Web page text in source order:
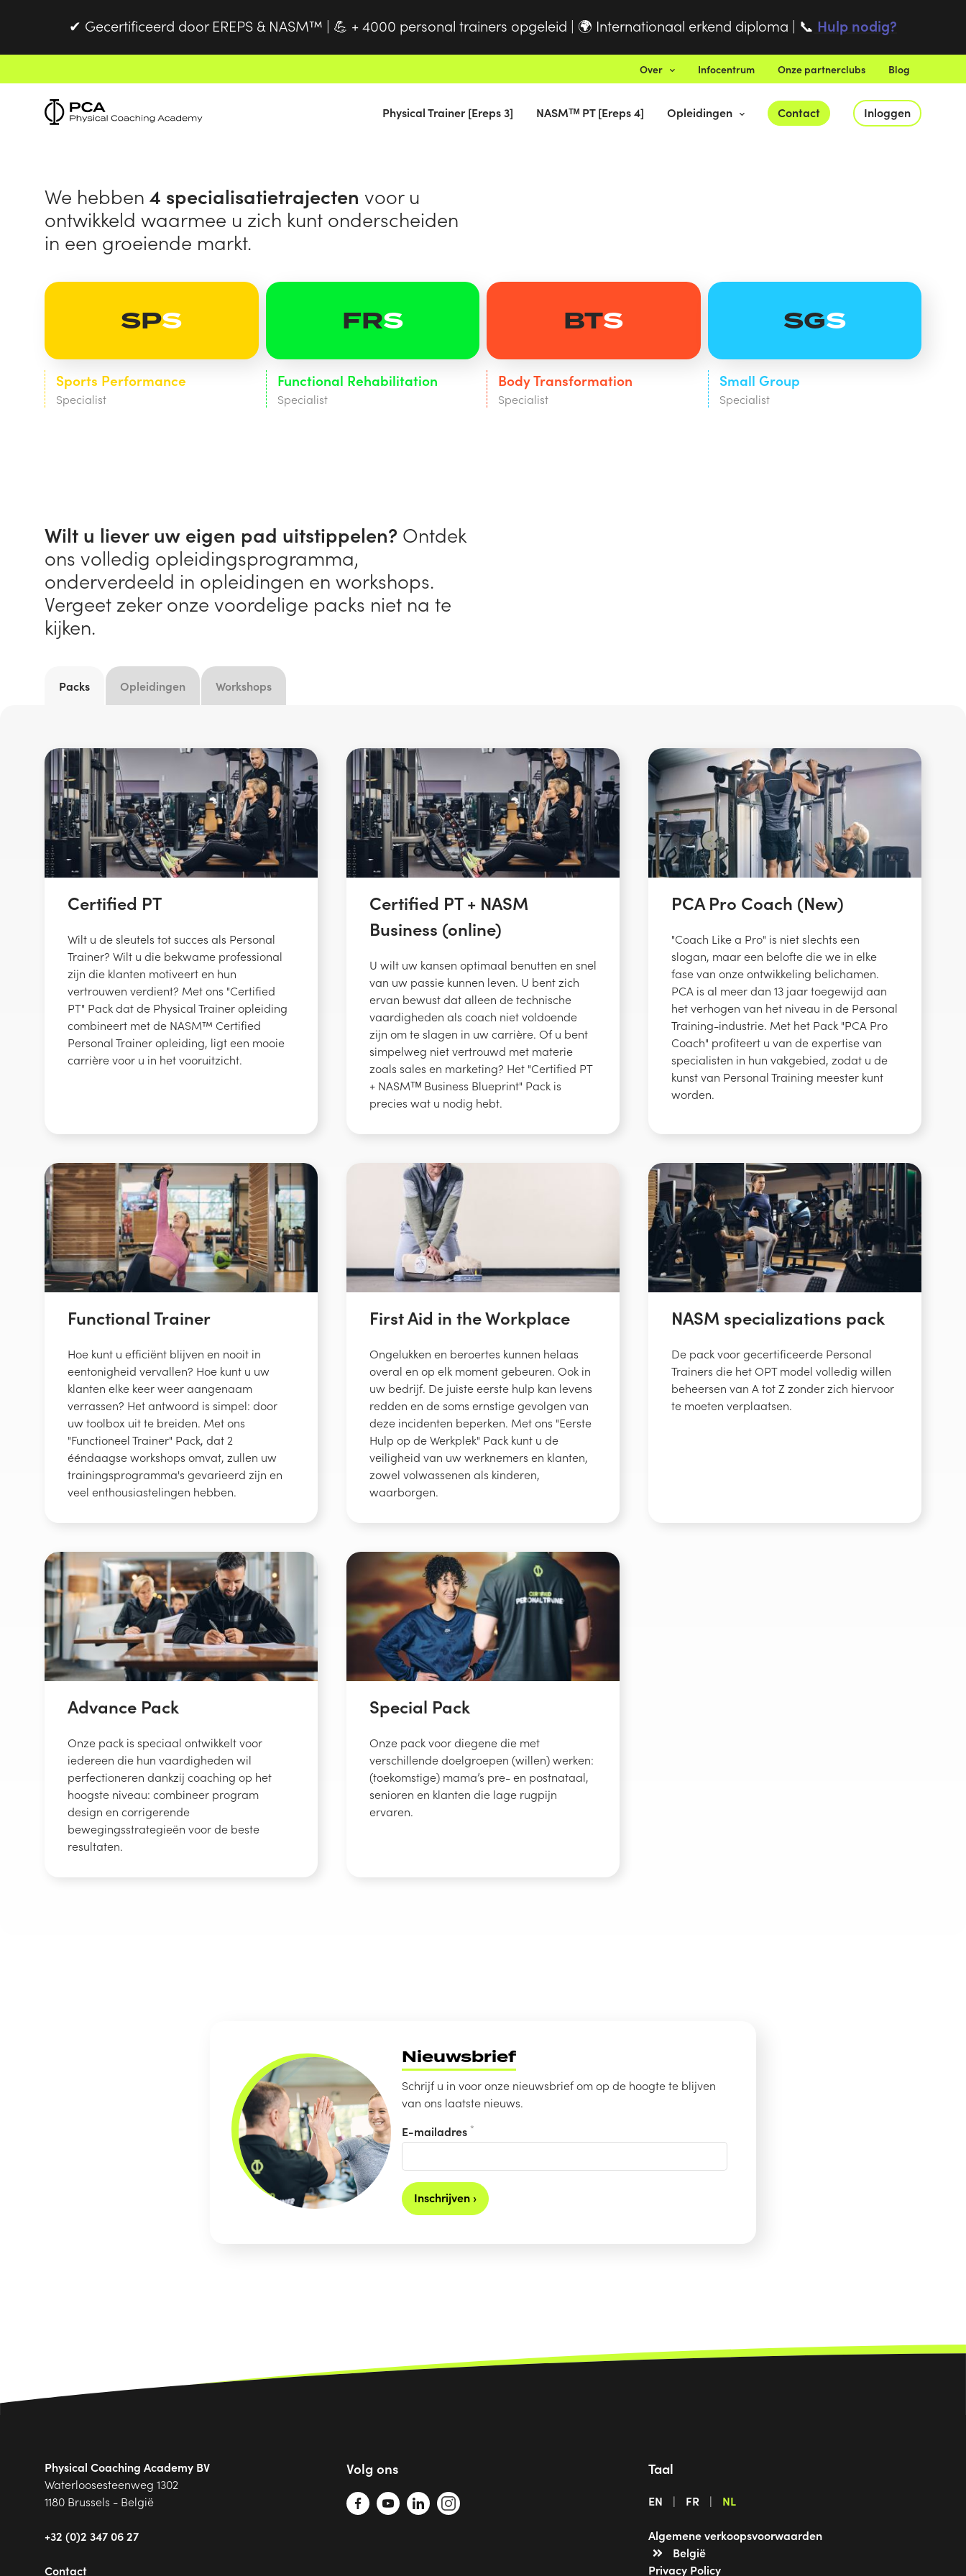
✔ Gecertificeerd door EREPS & NASM™ | 💪 + 4000 personal trainers opgeleid | 🌍 Internationaal erkend diploma | 📞 Hulp nodig?
Over Infocentrum Onze partnerclubs Blog
Physical Trainer [Ereps 3] NASMᵀᴹ PT [Ereps 4] Opleidingen Contact Inloggen
We hebben 4 specialisatietrajecten voor u
ontwikkeld waarmee u zich kunt onderscheiden
in een groeiende markt.
SPS
Sports Performance
Specialist
FRS
Functional Rehabilitation
Specialist
BTS
Body Transformation
Specialist
SGS
Small Group
Specialist
Wilt u liever uw eigen pad uitstippelen? Ontdek
ons volledig opleidingsprogramma,
onderverdeeld in opleidingen en workshops.
Vergeet zeker onze voordelige packs niet na te
kijken.
Packs Opleidingen Workshops
Certified PT
Wilt u de sleutels tot succes als Personal
Trainer? Wilt u die bekwame professional
zijn die klanten motiveert en hun
vertrouwen verdient? Met ons "Certified
PT" Pack dat de Physical Trainer opleiding
combineert met de NASM™ Certified
Personal Trainer opleiding, ligt een mooie
carrière voor u in het vooruitzicht.
Certified PT + NASM
Business (online)
U wilt uw kansen optimaal benutten en snel
van uw passie kunnen leven. U bent zich
ervan bewust dat alleen de technische
vaardigheden als coach niet voldoende
zijn om te slagen in uw carrière. Of u bent
simpelweg niet vertrouwd met materie
zoals sales en marketing? Het "Certified PT
+ NASMᵀᴹ Business Blueprint" Pack is
precies wat u nodig hebt.
PCA Pro Coach (New)
"Coach Like a Pro" is niet slechts een
slogan, maar een belofte die we in elke
fase van onze ontwikkeling belichamen.
PCA is al meer dan 13 jaar toegewijd aan
het verhogen van het niveau in de Personal
Training-industrie. Met het Pack "PCA Pro
Coach" profiteert u van de expertise van
specialisten in hun vakgebied, zodat u de
kunst van Personal Training meester kunt
worden.
Functional Trainer
Hoe kunt u efficiënt blijven en nooit in
eentonigheid vervallen? Hoe kunt u uw
klanten elke keer weer aangenaam
verrassen? Het antwoord is simpel: door
uw toolbox uit te breiden. Met ons
"Functioneel Trainer" Pack, dat 2
ééndaagse workshops omvat, zullen uw
trainingsprogramma's gevarieerd zijn en
veel enthousiastelingen hebben.
First Aid in the Workplace
Ongelukken en beroertes kunnen helaas
overal en op elk moment gebeuren. Ook in
uw bedrijf. De juiste eerste hulp kan levens
redden en de soms ernstige gevolgen van
deze incidenten beperken. Met ons "Eerste
Hulp op de Werkplek" Pack kunt u de
veiligheid van uw werknemers en klanten,
zowel volwassenen als kinderen,
waarborgen.
NASM specializations pack
De pack voor gecertificeerde Personal
Trainers die het OPT model volledig willen
beheersen van A tot Z zonder zich hiervoor
te moeten verplaatsen.
Advance Pack
Onze pack is speciaal ontwikkelt voor
iedereen die hun vaardigheden wil
perfectioneren dankzij coaching op het
hoogste niveau: combineer program
design en corrigerende
bewegingsstrategieën voor de beste
resultaten.
Special Pack
Onze pack voor diegene die met
verschillende doelgroepen (willen) werken:
(toekomstige) mama’s pre- en postnataal,
senioren en klanten die lage rugpijn
ervaren.
Nieuwsbrief
Schrijf u in voor onze nieuwsbrief om op de hoogte te blijven
van ons laatste nieuws.
E-mailadres *
Inschrijven ›
Physical Coaching Academy BV
Waterloosesteenweg 1302
1180 Brussels - België
+32 (0)2 347 06 27
Contact
Volg ons Taal
EN FR NL
Algemene verkoopsvoorwaarden
België
Privacy Policy